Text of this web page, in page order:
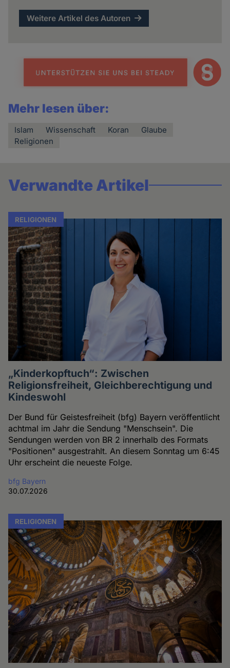
Weitere Artikel des Autoren
Mehr lesen über:
Islam Wissenschaft Koran
Glaube
Religionen
Verwandte Artikel
RELIGIONEN
„Kinderkopftuch“: Zwischen
Religionsfreiheit, Gleichberechtigung und
Kindeswohl
Der Bund für Geistesfreiheit (bfg) Bayern veröffentlicht
achtmal im Jahr die Sendung "Menschsein". Die
Sendungen werden von BR 2 innerhalb des Formats
"Positionen" ausgestrahlt. An diesem Sonntag um 6:45
Uhr erscheint die neueste Folge.
bfg Bayern
30.07.2026
RELIGIONEN